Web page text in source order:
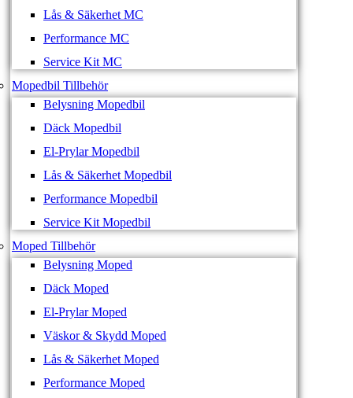
Lås & Säkerhet MC
Performance MC
Service Kit MC
Mopedbil Tillbehör
Belysning Mopedbil
Däck Mopedbil
El-Prylar Mopedbil
Lås & Säkerhet Mopedbil
Performance Mopedbil
Service Kit Mopedbil
Moped Tillbehör
Belysning Moped
Däck Moped
El-Prylar Moped
Väskor & Skydd Moped
Lås & Säkerhet Moped
Performance Moped